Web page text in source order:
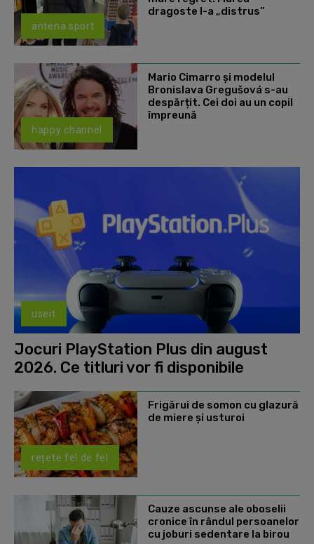
antena sport
dragoste l-a „distrus”
happy channel
Mario Cimarro și modelul
Bronislava Gregušová s-au
despărțit. Cei doi au un copil
împreună
useit
Jocuri PlayStation Plus din august
2026. Ce titluri vor fi disponibile
rețete fel de fel
Frigărui de somon cu glazură
de miere și usturoi
Cauze ascunse ale oboselii
cronice în rândul persoanelor
cu joburi sedentare la birou